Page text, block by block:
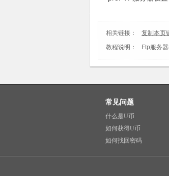
相关链接： 复制本页
教程说明：
Ftp服务
常见问题
什么是U币
如何获得U币
如何找回密码